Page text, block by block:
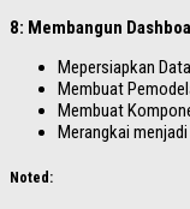
8: Membangun
Mepersiapkan
Membuat
Membuat
Merangkai
Noted: